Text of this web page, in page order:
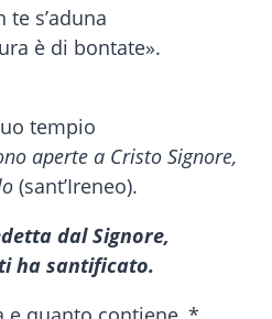
s’aduna
è di bontate».
tempio
aperte a Cristo Signore,
(sant’Ireneo).
dal Signore,
ha santificato.